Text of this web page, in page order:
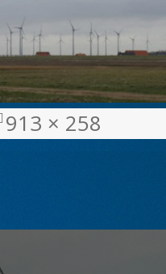
Volledige
913 × 258